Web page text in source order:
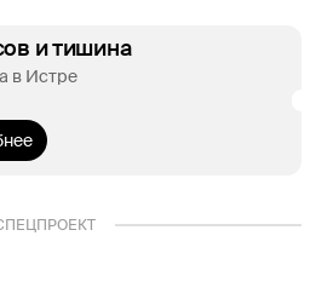
и тишина
в Истре